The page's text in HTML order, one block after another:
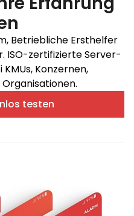
Betriebliche Ersthelfer
ISO-zertifizierte Server-
Konzernen,
testen